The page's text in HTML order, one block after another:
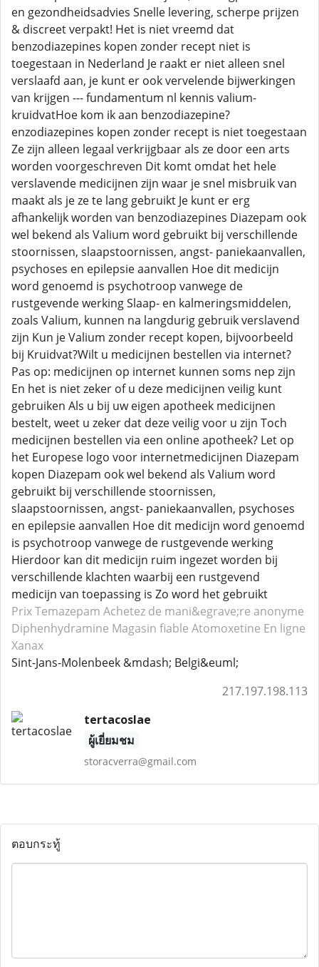
en gezondheidsadvies Snelle levering, scherpe prijzen
& discreet verpakt! Het is niet vreemd dat
benzodiazepines kopen zonder recept niet is
toegestaan in Nederland Je raakt er niet alleen snel
verslaafd aan, je kunt er ook vervelende bijwerkingen
van krijgen --- fundamentum nl kennis valium-
kruidvatHoe kom ik aan benzodiazepine?
enzodiazepines kopen zonder recept is niet toegestaan
Ze zijn alleen legaal verkrijgbaar als ze door een arts
worden voorgeschreven Dit komt omdat het hele
verslavende medicijnen zijn waar je snel misbruik van
maakt als je ze te lang gebruikt Je kunt er erg
afhankelijk worden van benzodiazepines Diazepam ook
wel bekend als Valium word gebruikt bij verschillende
stoornissen, slaapstoornissen, angst- paniekaanvallen,
psychoses en epilepsie aanvallen Hoe dit medicijn
word genoemd is psychotroop vanwege de
rustgevende werking Slaap- en kalmeringsmiddelen,
zoals Valium, kunnen na langdurig gebruik verslavend
zijn Kun je Valium zonder recept kopen, bijvoorbeeld
bij Kruidvat?Wilt u medicijnen bestellen via internet?
Pas op: medicijnen op internet kunnen soms nep zijn
En het is niet zeker of u deze medicijnen veilig kunt
gebruiken Als u bij uw eigen apotheek medicijnen
bestelt, weet u zeker dat deze veilig voor u zijn Toch
medicijnen bestellen via een online apotheek? Let op
het Europese logo voor internetmedicijnen Diazepam
kopen Diazepam ook wel bekend als Valium word
gebruikt bij verschillende stoornissen,
slaapstoornissen, angst- paniekaanvallen, psychoses
en epilepsie aanvallen Hoe dit medicijn word genoemd
is psychotroop vanwege de rustgevende werking
Hierdoor kan dit medicijn ruim ingezet worden bij
verschillende klachten waarbij een rustgevend
medicijn van toepassing is Zo word het gebruikt
Prix Temazepam Achetez de mani&egrave;re anonyme
Diphenhydramine Magasin fiable Atomoxetine En ligne
Xanax
Sint-Jans-Molenbeek &mdash; Belgi&euml;
217.197.198.113
tertacoslae
ผู้เยี่ยมชม
storacverra@gmail.com
ตอบกระทู้